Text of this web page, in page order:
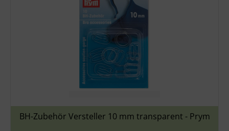
BH-Zubehör Versteller 10 mm transparent - Prym